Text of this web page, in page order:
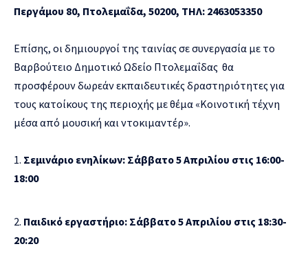
Περγάμου 80, Πτολεμαΐδα, 50200, ΤΗΛ: 2463053350
Επίσης, οι δημιουργοί της ταινίας σε συνεργασία με το
Βαρβούτειο Δημοτικό Ωδείο Πτολεμαΐδας θα
προσφέρουν δωρεάν εκπαιδευτικές δραστηριότητες για
τους κατοίκους της περιοχής με θέμα «Κοινοτική τέχνη
μέσα από μουσική και ντοκιμαντέρ».
Σεμινάριο ενηλίκων: Σάββατο 5 Απριλίου στις 16:00-
18:00
Παιδικό εργαστήριο: Σάββατο 5 Απριλίου στις 18:30-
20:20